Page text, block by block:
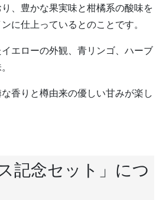
、豊かな果実味と柑橘系の酸味を
に仕上っているとのことです。
エローの外観、青リンゴ、ハーブ
香りと樽由来の優しい甘みが楽し
記念セット」につ